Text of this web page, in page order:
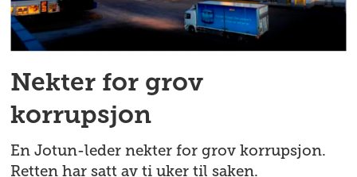
Nekter for grov
korrupsjon
En Jotun-leder nekter for grov korrupsjon.
Retten har satt av ti uker til saken.